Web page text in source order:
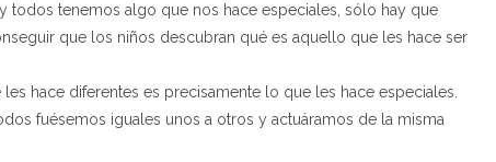
todos tenemos algo que nos hace especiales, sólo hay que
que los niños descubran qué es aquello que les hace ser
hace diferentes es precisamente lo que les hace especiales.
fuésemos iguales unos a otros y actuáramos de la misma